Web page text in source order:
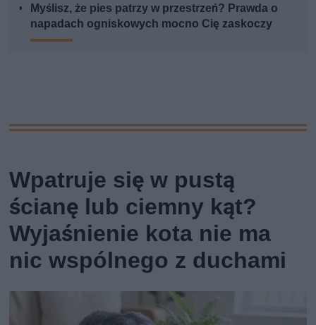
Myślisz, że pies patrzy w przestrzeń? Prawda o
napadach ogniskowych mocno Cię zaskoczy
Wpatruje się w pustą
ścianę lub ciemny kąt?
Wyjaśnienie kota nie ma
nic wspólnego z duchami